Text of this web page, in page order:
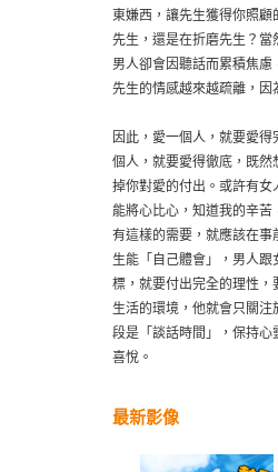
東嫌西，讓先生獲得你照
先生，還是在折磨先生？
男人卻會因聽話而累積焦
先生的情感越來越疏離，因
因此，愛一個人，就要愛
個人，就要愛得徹底，既
掉你對愛的付出。或許有
能將心比心，知道我的辛
有這樣的需要，就應該在
生能「自己體會」，男人
標，就要付出完全的理性
生活的環境，他就會只關
段是「談話時間」，保持
喜悅。
最新影像